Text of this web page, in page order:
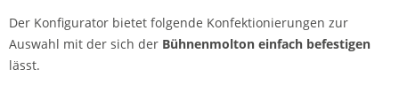
Der Konfigurator bietet folgende Konfektionierungen zur
Auswahl mit der sich der Bühnenmolton einfach befestigen
lässt.